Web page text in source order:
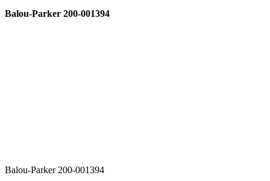
Balou-Parker 200-001394
Balou-Parker 200-001394